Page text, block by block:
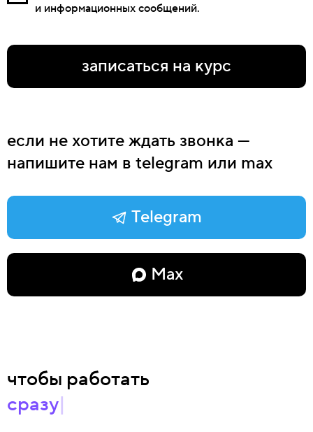
и информационных сообщений.
записаться на курс
если не хотите ждать звонка —
напишите нам в telegram или max
Telegram
Max
чтобы работать
верстальщиком